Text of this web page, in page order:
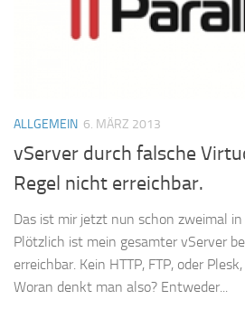
ALLGEMEIN 6. MÄRZ 2013
vServer durch falsche
Regel nicht erreichbar.
Das ist mir jetzt nun schon zweimal
Plötzlich ist mein gesamter vServer
erreichbar. Kein HTTP, FTP, oder
Woran denkt man also? Entweder...